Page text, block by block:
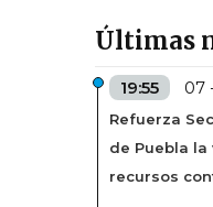
Últimas
19:55 07
Refuerza
de Puebla
recursos